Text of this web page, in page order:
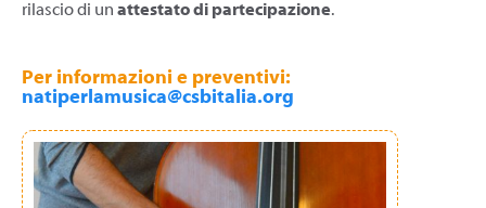
rilascio di un attestato di partecipazione.
Per informazioni e preventivi:
natiperlamusica@csbitalia.org